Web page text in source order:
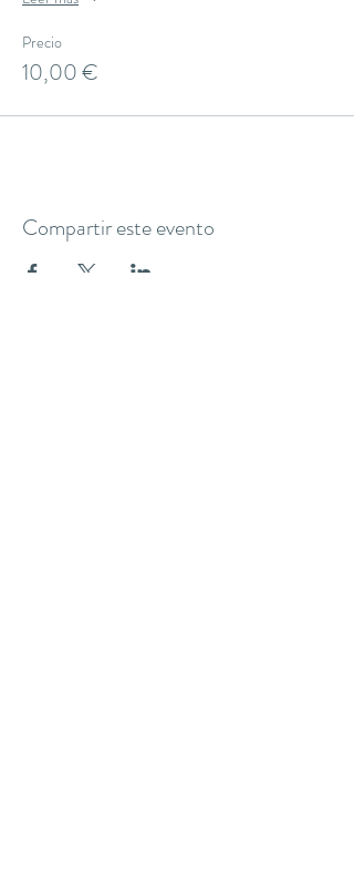
Precio
10,00 €
Compartir este evento